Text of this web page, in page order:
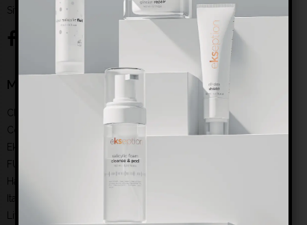
Sitemap
Mærker
Clean & easy
Color
Ekseption
FUSION MESO
Hairaway
ItalWax
Living Dimension